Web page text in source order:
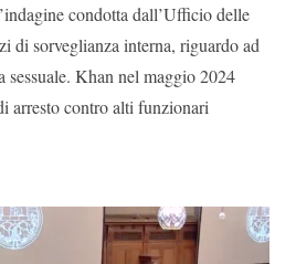
condotta dall’Ufficio delle
di sorveglianza interna, riguardo ad
sessuale. Khan nel maggio 2024
arresto contro alti funzionari